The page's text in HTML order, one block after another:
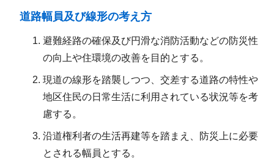
道路幅員及び線形の考え方
避難経路の確保及び円滑な消防活動などの防災性
の向上や住環境の改善を目的とする。
現道の線形を踏襲しつつ、交差する道路の特性や
地区住民の日常生活に利用されている状況等を考
慮する。
沿道権利者の生活再建等を踏まえ、防災上に必要
とされる幅員とする。